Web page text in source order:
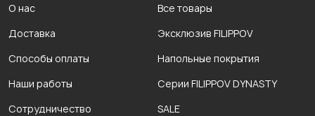
О нас
Доставка
Способы оплаты
Наши работы
Сотрудничество
Все товары
Эксклюзив FILIPPOV
Напольные покрытия
Серии FILIPPOV DYNASTY
SALE